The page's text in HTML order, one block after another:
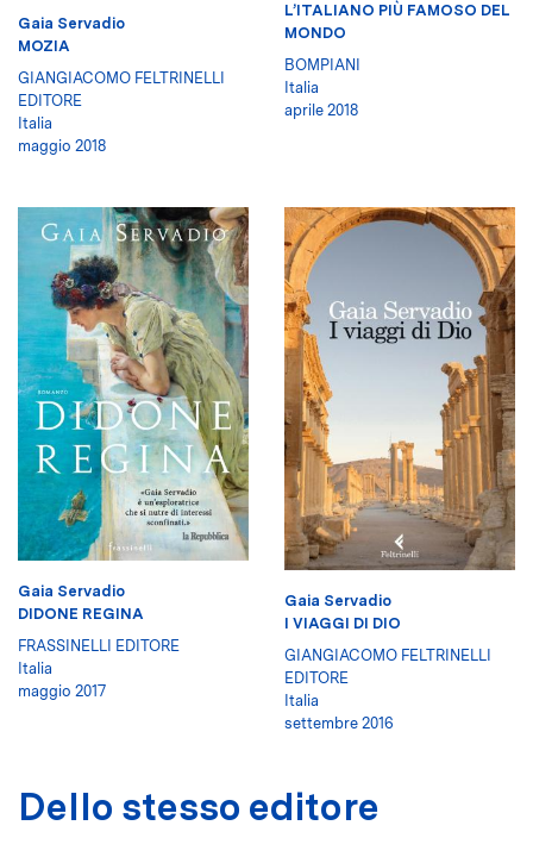
Gaia Servadio
MOZIA
GIANGIACOMO FELTRINELLI
EDITORE
Italia
maggio 2018
L’ITALIANO PIÙ FAMOSO DEL
MONDO
BOMPIANI
Italia
aprile 2018
Gaia Servadio
DIDONE REGINA
FRASSINELLI EDITORE
Italia
maggio 2017
Gaia Servadio
I VIAGGI DI DIO
GIANGIACOMO FELTRINELLI
EDITORE
Italia
settembre 2016
Dello stesso editore